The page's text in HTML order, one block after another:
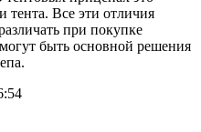
тента. Все эти отличия
при покупке
быть основной решения